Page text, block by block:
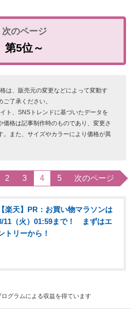
第5位～
は、販売元の変更などによって変動す
了承ください。
ト、SNSトレンドに基づいたデータを
価格は記事制作時のものであり、変更さ
。また、サイズやカラーにより価格が異
2 3 4 5 次のページ
【楽天】PR：お買い物マラソンは
11（火）01:59まで！ まずはエ
トリーから！
グラムによる収益を得ています